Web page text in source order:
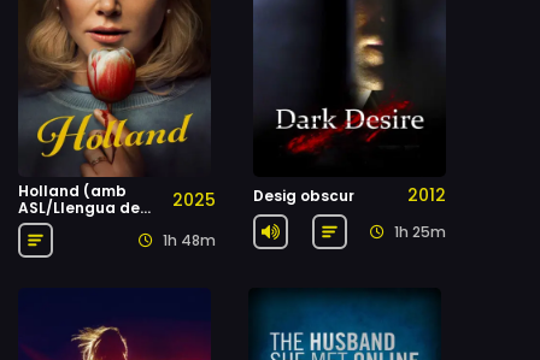
Holland (amb
ASL/Llengua de
signes
estatunidenca)
2025
1h 48m
Desig obscur 2012
1h 25m